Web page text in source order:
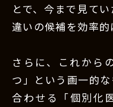
とで、今まで見て
違いの候補を効率的
さらに、これから
つ」という画一的
合わせる「個別化